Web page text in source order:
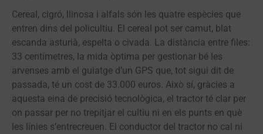
Cereal, cigró, llinosa i alfals són les quatre espècies que
entren dins del policultiu. El cereal pot ser camut, blat
escanda asturià, espelta o civada. La distància entre files:
33 centímetres, la mida òptima per gestionar bé les
arvenses amb el guiatge d’un GPS que, tot sigui dit de
passada, té un cost de 33.000 euros. Això sí, gràcies a
aquesta eina de precisió tecnològica, el tractor té clar per
on passar per no trepitjar el cultiu ni en els punts en què
les línies s’entrecreuen. El conductor del tractor no cal ni